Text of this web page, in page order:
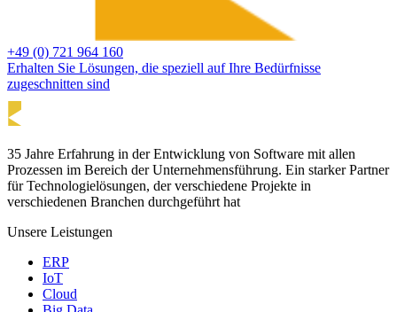
+49 (0) 721 964 160
Erhalten Sie Lösungen, die speziell auf Ihre Bedürfnisse
zugeschnitten sind
35 Jahre Erfahrung in der Entwicklung von Software mit allen
Prozessen im Bereich der Unternehmensführung. Ein starker Partner
für Technologielösungen, der verschiedene Projekte in
verschiedenen Branchen durchgeführt hat
Unsere Leistungen
ERP
IoT
Cloud